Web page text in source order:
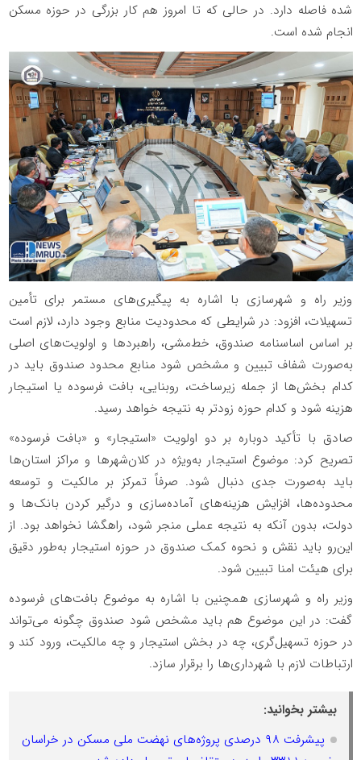
شده فاصله دارد. در حالی که تا امروز هم کار بزرگی در حوزه مسکن
انجام شده است.
وزیر راه و شهرسازی با اشاره به پیگیری‌های مستمر برای تأمین
تسهیلات، افزود: در شرایطی که محدودیت منابع وجود دارد، لازم است
بر اساس اساسنامه صندوق، خط‌مشی، راهبردها و اولویت‌های اصلی
به‌صورت شفاف تبیین و مشخص شود منابع محدود صندوق باید در
کدام بخش‌ها از جمله زیرساخت، روبنایی، بافت فرسوده یا استیجار
هزینه شود و کدام حوزه زودتر به نتیجه خواهد رسید.
صادق با تأکید دوباره بر دو اولویت «استیجار» و «بافت فرسوده»
تصریح کرد: موضوع استیجار به‌ویژه در کلان‌شهرها و مراکز استان‌ها
باید به‌صورت جدی دنبال شود. صرفاً تمرکز بر مالکیت و توسعه
محدوده‌ها، افزایش هزینه‌های آماده‌سازی و درگیر کردن بانک‌ها و
دولت، بدون آنکه به نتیجه عملی منجر شود، راهگشا نخواهد بود. از
این‌رو باید نقش و نحوه کمک صندوق در حوزه استیجار به‌طور دقیق
برای هیئت امنا تبیین شود.
وزیر راه و شهرسازی همچنین با اشاره به موضوع بافت‌های فرسوده
گفت: در این موضوع هم باید مشخص شود صندوق چگونه می‌تواند
در حوزه تسهیل‌گری، چه در بخش استیجار و چه مالکیت، ورود کند و
ارتباطات لازم با شهرداری‌ها را برقرار سازد.
بیشتر بخوانید:
پیشرفت ۹۸ درصدی پروژه‌های نهضت ملی مسکن در خراسان